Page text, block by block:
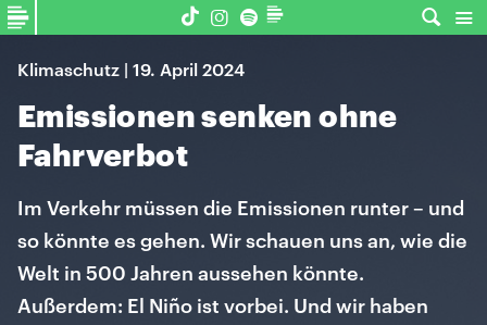
Klimaschutz | 19. April 2024
Emissionen senken ohne
Fahrverbot
Im Verkehr müssen die Emissionen runter – und
so könnte es gehen. Wir schauen uns an, wie die
Welt in 500 Jahren aussehen könnte.
Außerdem: El Niño ist vorbei. Und wir haben